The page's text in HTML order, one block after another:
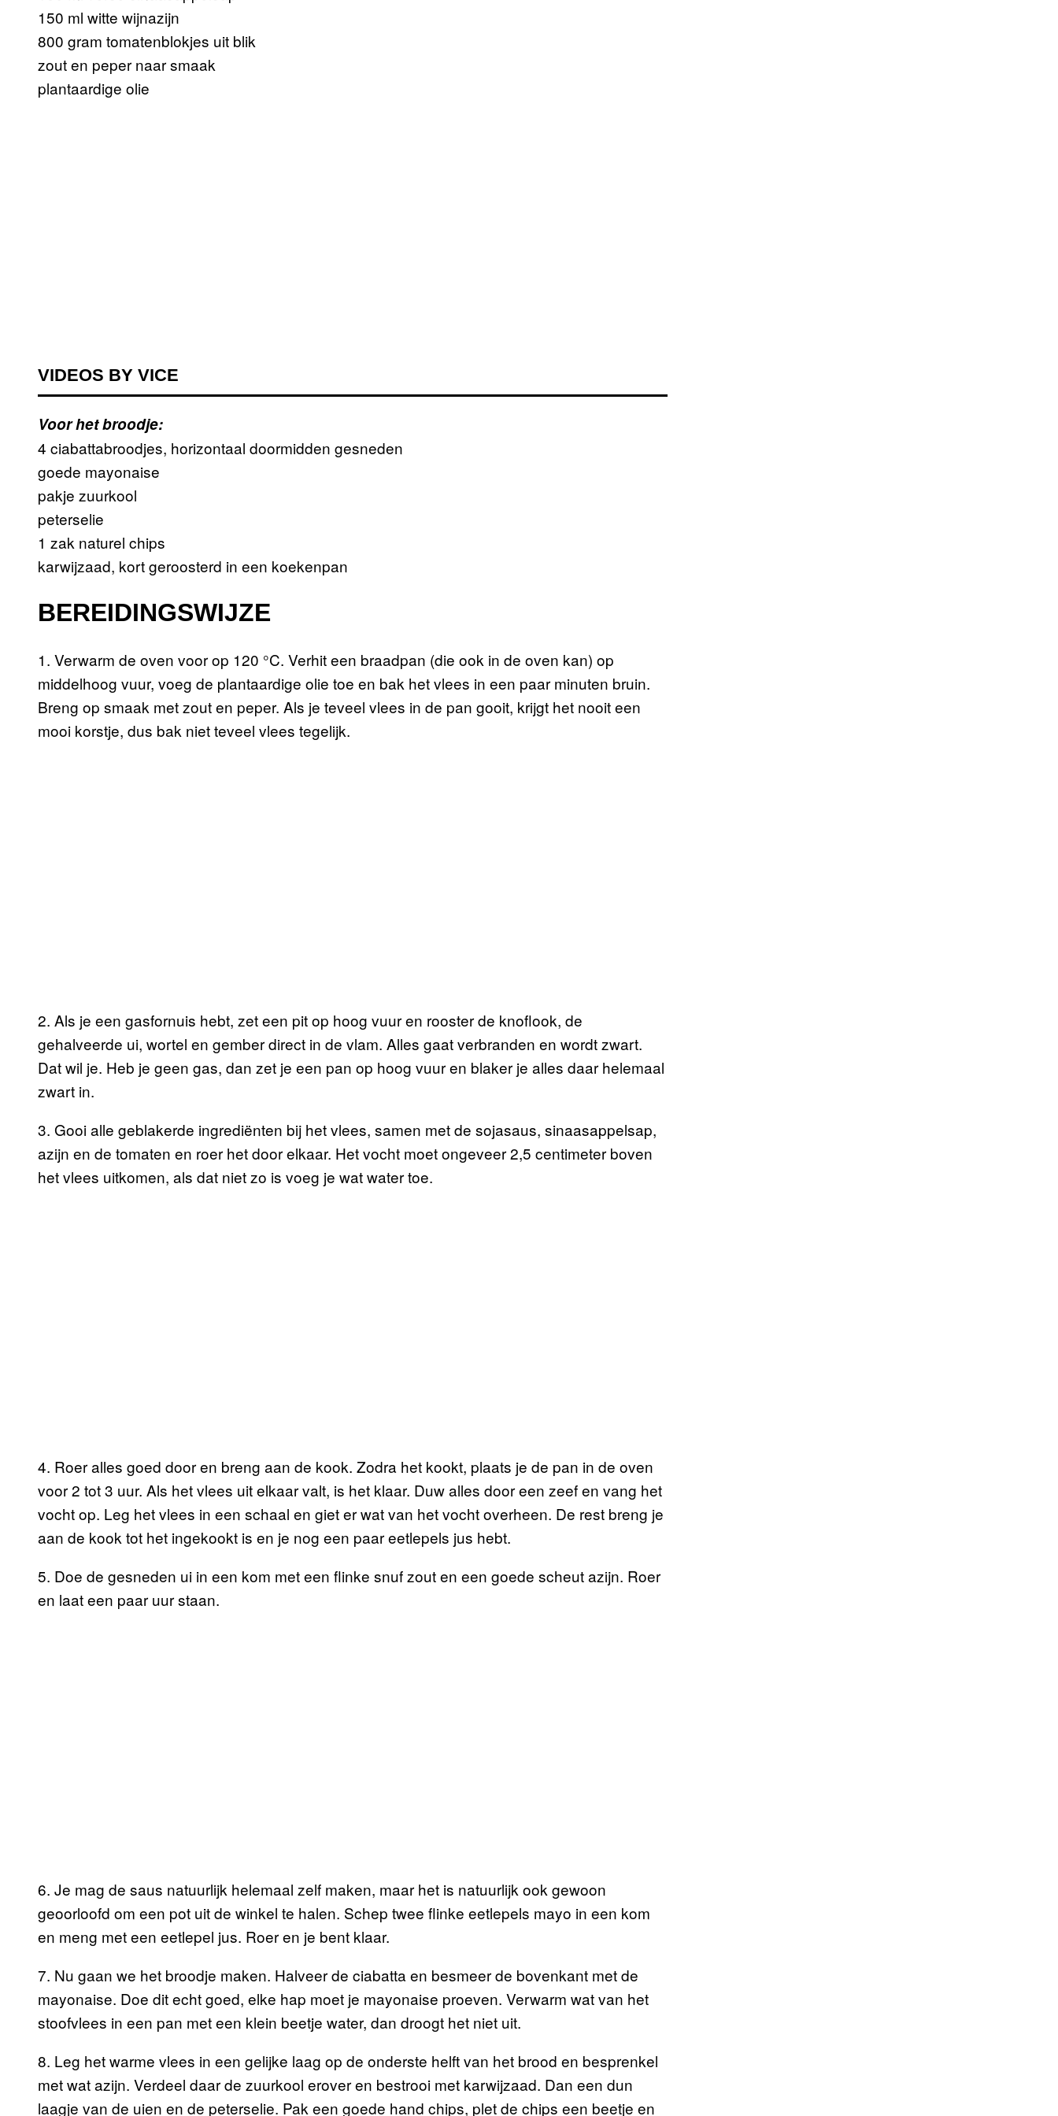
150 ml witte wijnazijn
800 gram tomatenblokjes uit blik
zout en peper naar smaak
plantaardige olie
VIDEOS BY VICE
Voor het broodje:
4 ciabattabroodjes, horizontaal doormidden gesneden
goede mayonaise
pakje zuurkool
peterselie
1 zak naturel chips
karwijzaad, kort geroosterd in een koekenpan
BEREIDINGSWIJZE
1. Verwarm de oven voor op 120 °C. Verhit een braadpan (die ook in de oven kan) op
middelhoog vuur, voeg de plantaardige olie toe en bak het vlees in een paar minuten bruin.
Breng op smaak met zout en peper. Als je teveel vlees in de pan gooit, krijgt het nooit een
mooi korstje, dus bak niet teveel vlees tegelijk.
2. Als je een gasfornuis hebt, zet een pit op hoog vuur en rooster de knoflook, de
gehalveerde ui, wortel en gember direct in de vlam. Alles gaat verbranden en wordt zwart.
Dat wil je. Heb je geen gas, dan zet je een pan op hoog vuur en blaker je alles daar helemaal
zwart in.
3. Gooi alle geblakerde ingrediënten bij het vlees, samen met de sojasaus, sinaasappelsap,
azijn en de tomaten en roer het door elkaar. Het vocht moet ongeveer 2,5 centimeter boven
het vlees uitkomen, als dat niet zo is voeg je wat water toe.
4. Roer alles goed door en breng aan de kook. Zodra het kookt, plaats je de pan in de oven
voor 2 tot 3 uur. Als het vlees uit elkaar valt, is het klaar. Duw alles door een zeef en vang het
vocht op. Leg het vlees in een schaal en giet er wat van het vocht overheen. De rest breng je
aan de kook tot het ingekookt is en je nog een paar eetlepels jus hebt.
5. Doe de gesneden ui in een kom met een flinke snuf zout en een goede scheut azijn. Roer
en laat een paar uur staan.
6. Je mag de saus natuurlijk helemaal zelf maken, maar het is natuurlijk ook gewoon
geoorloofd om een pot uit de winkel te halen. Schep twee flinke eetlepels mayo in een kom
en meng met een eetlepel jus. Roer en je bent klaar.
7. Nu gaan we het broodje maken. Halveer de ciabatta en besmeer de bovenkant met de
mayonaise. Doe dit echt goed, elke hap moet je mayonaise proeven. Verwarm wat van het
stoofvlees in een pan met een klein beetje water, dan droogt het niet uit.
8. Leg het warme vlees in een gelijke laag op de onderste helft van het brood en besprenkel
met wat azijn. Verdeel daar de zuurkool erover en bestrooi met karwijzaad. Dan een dun
laagje van de uien en de peterselie. Pak een goede hand chips, plet de chips een beetje en